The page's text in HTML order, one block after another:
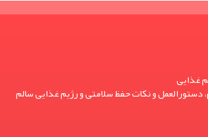
غذایی
دستورالعمل و نکات حفظ سلامتی و رژیم غذایی سالم